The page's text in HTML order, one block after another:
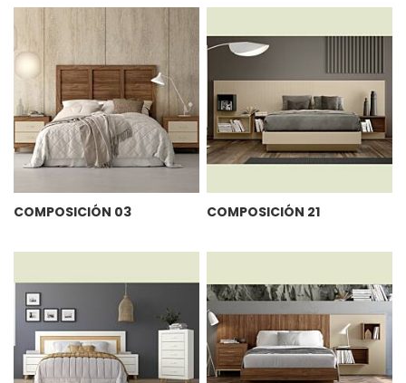
COMPOSICIÓN 03 COMPOSICIÓN 21